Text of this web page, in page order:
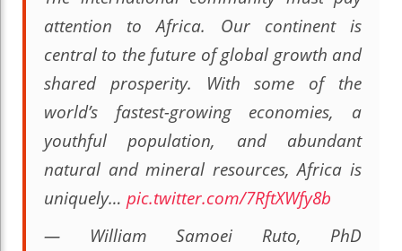
attention to Africa. Our continent is
central to the future of global growth and
shared prosperity. With some of the
world’s fastest-growing economies, a
youthful population, and abundant
natural and mineral resources, Africa is
uniquely… pic.twitter.com/7RftXWfy8b
— William Samoei Ruto, PhD